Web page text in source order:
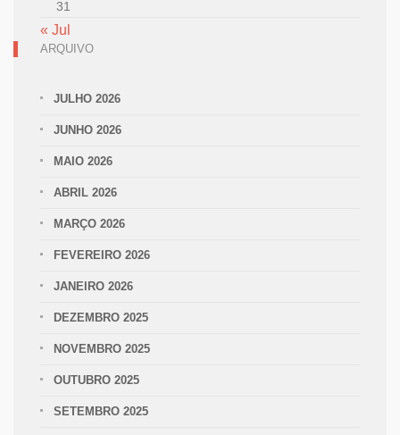
31
« Jul
ARQUIVO
JULHO 2026
JUNHO 2026
MAIO 2026
ABRIL 2026
MARÇO 2026
FEVEREIRO 2026
JANEIRO 2026
DEZEMBRO 2025
NOVEMBRO 2025
OUTUBRO 2025
SETEMBRO 2025